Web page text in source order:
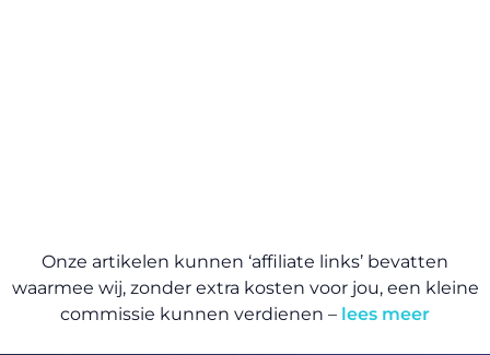
Onze artikelen kunnen ‘affiliate links’ bevatten
waarmee wij, zonder extra kosten voor jou, een kleine
commissie kunnen verdienen – lees meer